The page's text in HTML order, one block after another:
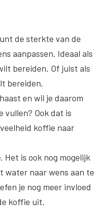
de sterkte van de
aanpassen. Ideaal als
bereiden. Of juist als
bereiden.
en wil je daarom
vullen? Ook dat is
koffie naar
. Het is ook nog mogelijk
water naar wens aan te
je nog meer invloed
koffie uit.